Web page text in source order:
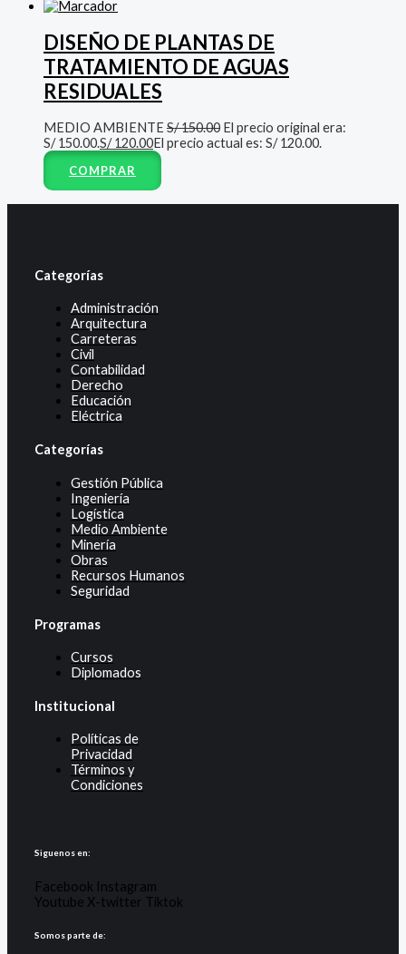
DISEÑO DE PLANTAS DE
TRATAMIENTO DE AGUAS
RESIDUALES
MEDIO AMBIENTE S/150.00 El precio original era:
S/ 150.00.S/120.00El precio actual es: S/ 120.00.
COMPRAR
Categorías
Administración
Arquitectura
Carreteras
Civil
Contabilidad
Derecho
Educación
Eléctrica
Categorías
Gestión Pública
Ingeniería
Logística
Medio Ambiente
Minería
Obras
Recursos Humanos
Seguridad
Programas
Cursos
Diplomados
Institucional
Políticas de
Privacidad
Términos y
Condiciones
Siguenos en:
Facebook Instagram
Youtube X-twitter Tiktok
Somos parte de: